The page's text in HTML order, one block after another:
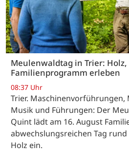
Meulenwaldtag in Trier:
Familienprogramm erleben
08:37 Uhr
Trier. Maschinenvorführungen,
Musik und Führungen: Der
Quint lädt am 16. August
abwechslungsreichen Tag
Holz ein.